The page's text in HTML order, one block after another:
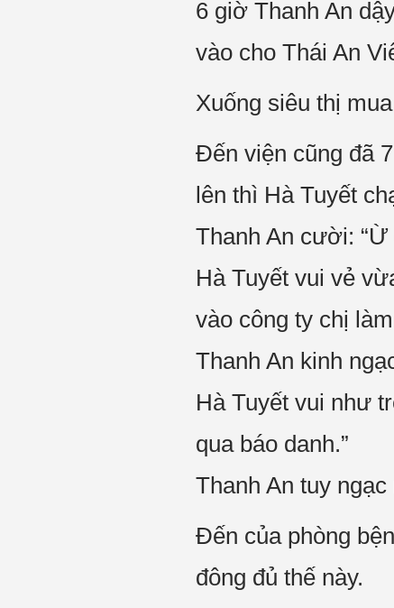
6 giờ Thanh An
vào cho Thái An
Xuống siêu thị
Đến viện cũng đã
lên thì Hà Tuyết
Thanh An cười:
Hà Tuyết vui vẻ
vào công ty chị
Thanh An kinh
Hà Tuyết vui như
qua báo danh.”
Thanh An tuy
Đến của phòng
đông đủ thế này.